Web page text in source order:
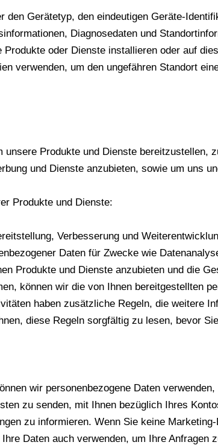
Gerätetyp, den eindeutigen Geräte-
Diagnosedaten und
oder Dienste installieren oder auf
verwenden, um den ungefähren Standort
Produkte und Dienste bereitzustellen,
und Dienste anzubieten, sowie um uns
Produkte und Dienste:
Verbesserung und
Daten für Zwecke wie
Produkte und Dienste anzubieten und die
können wir die von Ihnen bereitgestellten
haben zusätzliche Regeln, die weitere
diese Regeln sorgfältig zu lesen, bevor
wir personenbezogene Daten
zu senden, mit Ihnen bezüglich Ihres
zu informieren. Wenn Sie keine
Daten auch verwenden, um Ihre Anfragen